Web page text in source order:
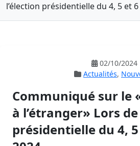
l’élection présidentielle du 4, 5 et
02/10/2024
Actualités,
Communiqué sur le
à l’étranger» Lors
présidentielle du 4,